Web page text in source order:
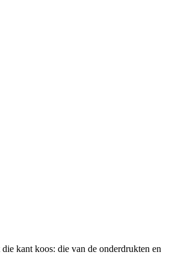
kant koos: die van de onderdrukten en